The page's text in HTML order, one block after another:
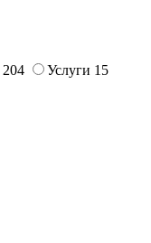
204 Услуги 15